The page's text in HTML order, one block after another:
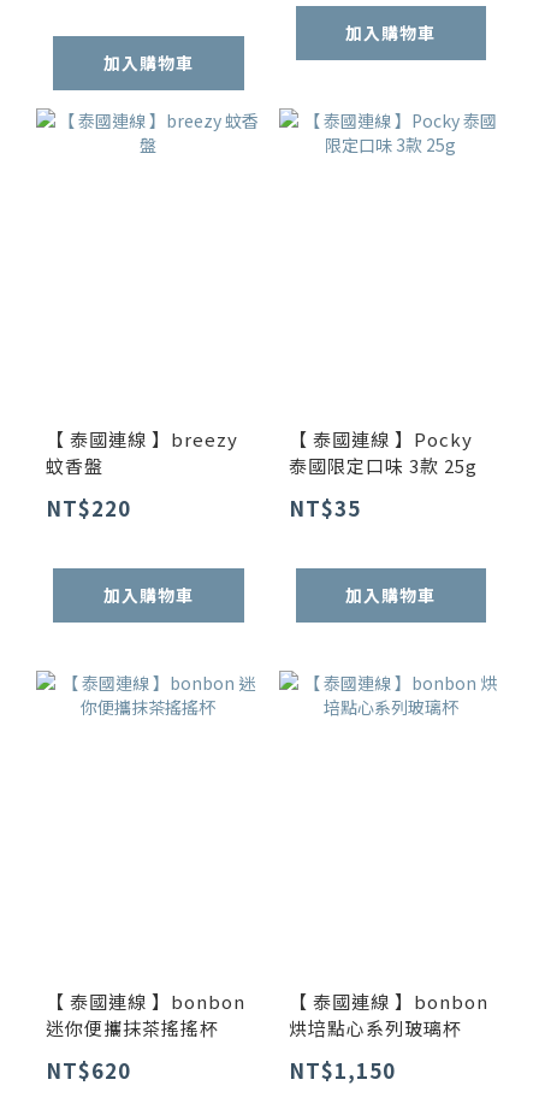
加入購物車
加入購物車
【 泰國連線 】breezy
蚊香盤
NT$220
加入購物車
【 泰國連線 】Pocky
泰國限定口味 3款 25g
NT$35
加入購物車
【 泰國連線 】bonbon
迷你便攜抹茶搖搖杯
NT$620
【 泰國連線 】bonbon
烘培點心系列玻璃杯
NT$1,150